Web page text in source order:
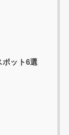
ポット6選